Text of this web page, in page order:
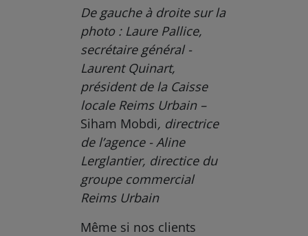
De gauche à droite sur la
photo : Laure Pallice,
secrétaire général -
Laurent Quinart,
président de la Caisse
locale Reims Urbain –
Siham Mobdi, directrice
de l’agence - Aline
Lerglantier, directice du
groupe commercial
Reims Urbain
Même si nos clients